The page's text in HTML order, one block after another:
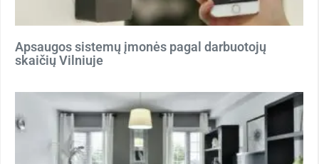
Apsaugos sistemų įmonės pagal darbuotojų
skaičių Vilniuje